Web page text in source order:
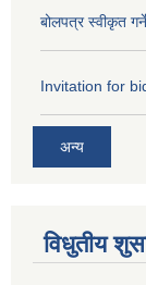
बोलपत्र स्वीकृत
Invitation for
अन्य
विधुतीय